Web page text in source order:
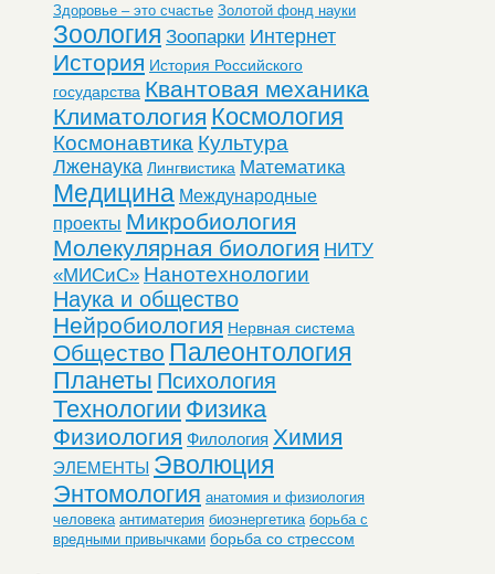
Здоровье – это счастье Золотой фонд науки
Зоология Зоопарки Интернет
История История Российского
государства Квантовая механика
Климатология Космология
Космонавтика Культура
Лженаука Лингвистика Математика
Медицина Международные
проекты Микробиология
Молекулярная биология НИТУ
«МИСиС» Нанотехнологии
Наука и общество
Нейробиология Нервная система
Общество Палеонтология
Планеты Психология
Технологии Физика
Физиология Филология Химия
ЭЛЕМЕНТЫ Эволюция
Энтомология анатомия и физиология
человека антиматерия биоэнергетика борьба с
вредными привычками борьба со стрессом